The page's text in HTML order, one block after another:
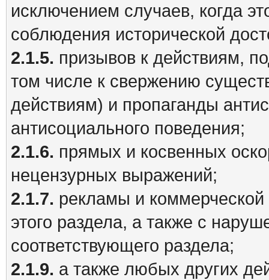
исключением случаев, когда
соблюдения исторической
2.1.5. призывов к действиям,
том числе к свержению
действиям) и пропаганды
антисоциального поведения;
2.1.6. прямых и косвенных
нецензурных выражений;
2.1.7. рекламы и коммерческой
этого раздела, а также с
соответствующего раздела;
2.1.9. а также любых других